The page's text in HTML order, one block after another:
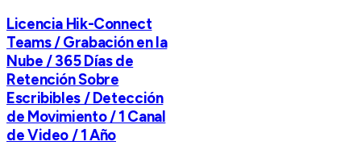
Licencia Hik-Connect
Teams / Grabación en la
Nube / 365 Días de
Retención Sobre
Escribibles / Detección
de Movimiento / 1 Canal
de Video / 1 Año